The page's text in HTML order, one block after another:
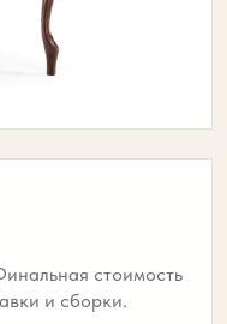
стоимость
и сборки.